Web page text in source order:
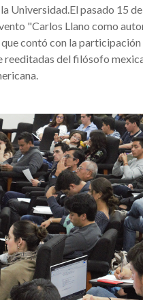
Universidad. El pasado 15
"Carlos Llano como
contó con la
del filósofo